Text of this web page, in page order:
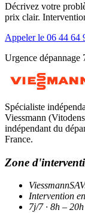
Décrivez votre
prix clair.
Appeler le 06 44 64
Urgence dépannage
Spécialiste
Viessmann
indépendant du
France.
Zone
Intervention
7j/7 · 8h – 20h